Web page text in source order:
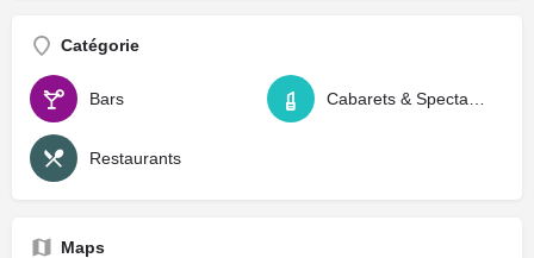
Catégorie
Bars
Restaurants
Maps